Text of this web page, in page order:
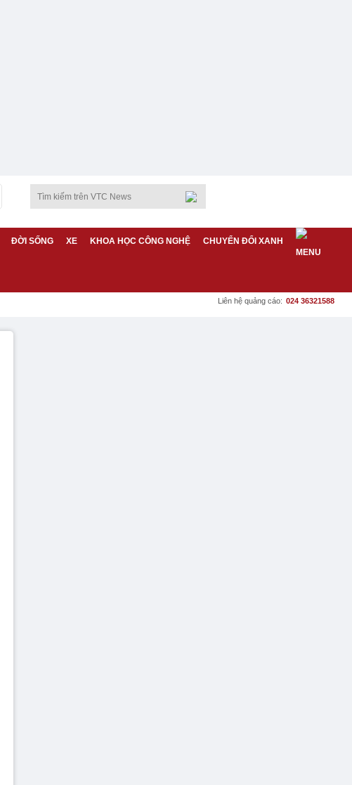
ĐỜI SỐNG XE KHOA HỌC CÔNG NGHỆ CHUYỂN ĐỔI XANH
Liên hệ quảng cáo: 024 36321588